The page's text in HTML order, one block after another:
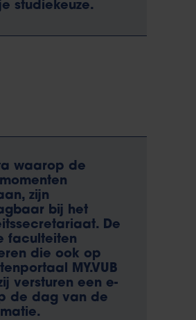
studiekeuze.
waarop de
zijn
bij het
De
faculteiten
die ook op
MY.VUB
versturen een e-
de dag van de